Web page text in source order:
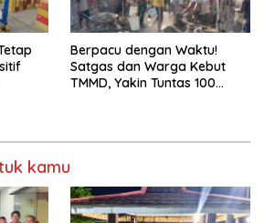
Berpacu dengan Waktu!
Satgas dan Warga Kebut
TMMD, Yakin Tuntas 100
kamu